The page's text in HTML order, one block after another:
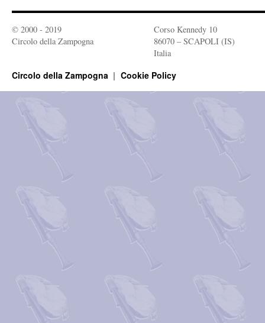
© 2000 - 2019
Circolo della Zampogna
Corso Kennedy 10
86070 – SCAPOLI (IS)
Italia
Circolo della Zampogna Cookie Policy